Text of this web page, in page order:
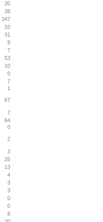
20
38
347
10
31
9
7
53
10
0
7
1
67
7
64
0
2
3
25
13
4
3
3
0
0
8